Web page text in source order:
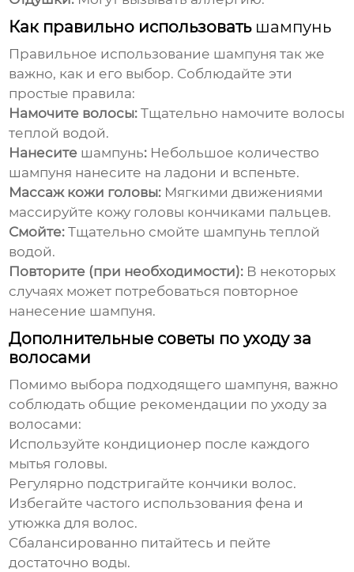
Как правильно использовать шампунь
Правильное использование шампуня так же
важно, как и его выбор. Соблюдайте эти
простые правила:
Намочите волосы: Тщательно намочите волосы
теплой водой.
Нанесите шампунь: Небольшое количество
шампуня нанесите на ладони и вспеньте.
Массаж кожи головы: Мягкими движениями
массируйте кожу головы кончиками пальцев.
Смойте: Тщательно смойте шампунь теплой
водой.
Повторите (при необходимости): В некоторых
случаях может потребоваться повторное
нанесение шампуня.
Дополнительные советы по уходу за
волосами
Помимо выбора подходящего шампуня, важно
соблюдать общие рекомендации по уходу за
волосами:
Используйте кондиционер после каждого
мытья головы.
Регулярно подстригайте кончики волос.
Избегайте частого использования фена и
утюжка для волос.
Сбалансированно питайтесь и пейте
достаточно воды.